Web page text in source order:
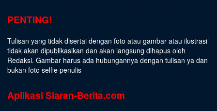
PENTING!
Tulisan yang tidak disertai dengan foto atau gambar atau ilustrasi
tidak akan dipublikasikan dan akan langsung dihapus oleh
Redaksi. Gambar harus ada hubungannya dengan tulisan ya dan
bukan foto selfie penulis
Aplikasi Siaran-Berita.com